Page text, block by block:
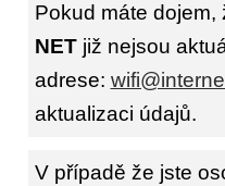
Pokud máte
NETjiž nejsou
adrese:
aktualizaci údajů.
V případě že jste